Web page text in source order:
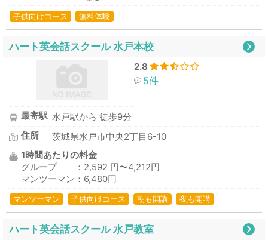
子供向けコース 無料体験
ハート英会話スクール 水戸本校
2.8
5件
最寄駅 水戸駅から 徒歩9分
住所
茨城県水戸市中央2丁目6-10
1時間あたりの料金
グループ ：2,592 円〜4,212円
マンツーマン：6,480円
マンツーマン 子供向けコース 朝も開講 夜も開講
ハート英会話スクール 水戸教室